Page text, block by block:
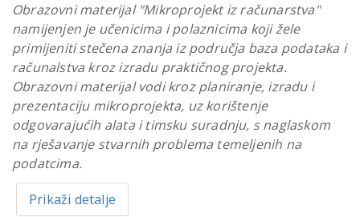
Obrazovni materijal "Mikroprojekt iz računarstva"
namijenjen je učenicima i polaznicima koji žele
primijeniti stečena znanja iz područja baza podataka i
računalstva kroz izradu praktičnog projekta.
Obrazovni materijal vodi kroz planiranje, izradu i
prezentaciju mikroprojekta, uz korištenje
odgovarajućih alata i timsku suradnju, s naglaskom
na rješavanje stvarnih problema temeljenih na
podatcima.
Prikaži detalje